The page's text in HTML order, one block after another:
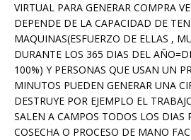
VIRTUAL PARA GENERAR COMPRA
DEPENDE DE LA CAPACIDAD DE
MAQUINAS(ESFUERZO DE ELLAS ,
DURANTE LOS 365 DIAS DEL
100%) Y PERSONAS QUE USAN UN
MINUTOS PUEDEN GENERAR UNA
DESTRUYE POR EJEMPLO EL
SALEN A CAMPOS TODOS LOS DIAS
COSECHA O PROCESO DE MANO